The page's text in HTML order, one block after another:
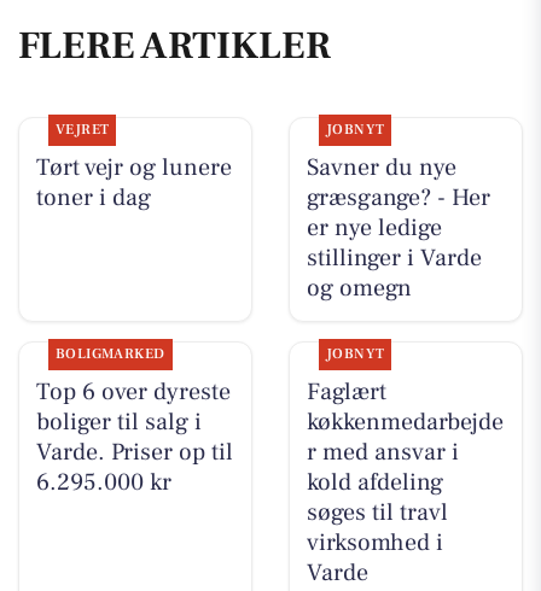
FLERE ARTIKLER
VEJRET
Tørt vejr og lunere
toner i dag
JOBNYT
Savner du nye
græsgange? - Her
er nye ledige
stillinger i Varde
og omegn
BOLIGMARKED
Top 6 over dyreste
boliger til salg i
Varde. Priser op til
6.295.000 kr
JOBNYT
Faglært
køkkenmedarbejde
r med ansvar i
kold afdeling
søges til travl
virksomhed i
Varde